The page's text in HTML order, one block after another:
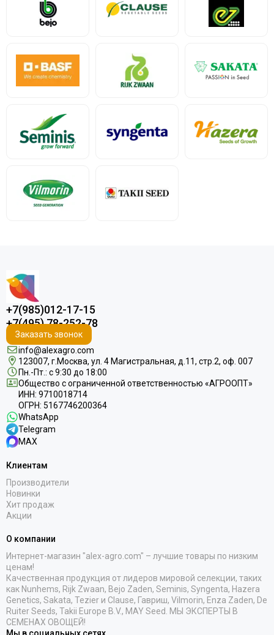
+7(985)012-17-15
+7(495) 78-252-78
Заказать звонок
info@alexagro.com
123007, г.Москва, ул. 4 Магистральная, д.11, стр.2, оф. 007
Пн.-Пт.: с 9:30 до 18:00
Общество с ограниченной ответственностью «АГРООПТ»
ИНН: 9710018714
ОГРН: 5167746200364
WhatsApp
Telegram
MAX
Клиентам
Производители
Новинки
Хит продаж
Акции
О компании
Интернет-магазин "alex-agro.com" – лучшие товары по низким
ценам!
Качественная продукция от лидеров мировой селекции, таких
как Nunhems, Rijk Zwaan, Bejo Zaden, Seminis, Syngenta, Hazera
Genetics, Sakata, Tezier и Clause, Гавриш, Vilmorin, Enza Zaden, De
Ruiter Seeds, Takii Europe B.V., MAY Seed. МЫ ЭКСПЕРТЫ В
СЕМЕНАХ ОВОЩЕЙ!